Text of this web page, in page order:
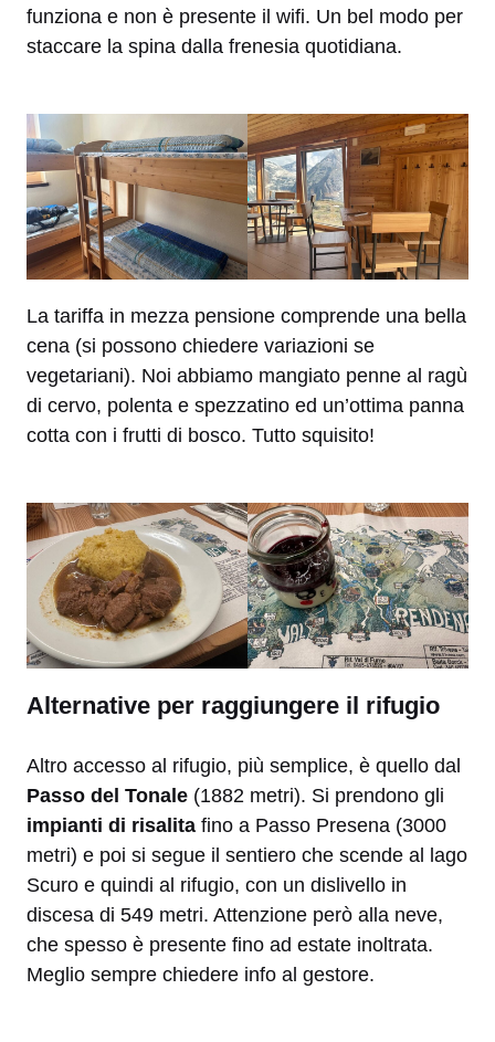
funziona e non è presente il wifi. Un bel modo per
staccare la spina dalla frenesia quotidiana.
La tariffa in mezza pensione comprende una bella
cena (si possono chiedere variazioni se
vegetariani). Noi abbiamo mangiato penne al ragù
di cervo, polenta e spezzatino ed un’ottima panna
cotta con i frutti di bosco. Tutto squisito!
Alternative per raggiungere il rifugio
Altro accesso al rifugio, più semplice, è quello dal
Passo del Tonale (1882 metri). Si prendono gli
impianti di risalita fino a Passo Presena (3000
metri) e poi si segue il sentiero che scende al lago
Scuro e quindi al rifugio, con un dislivello in
discesa di 549 metri. Attenzione però alla neve,
che spesso è presente fino ad estate inoltrata.
Meglio sempre chiedere info al gestore.